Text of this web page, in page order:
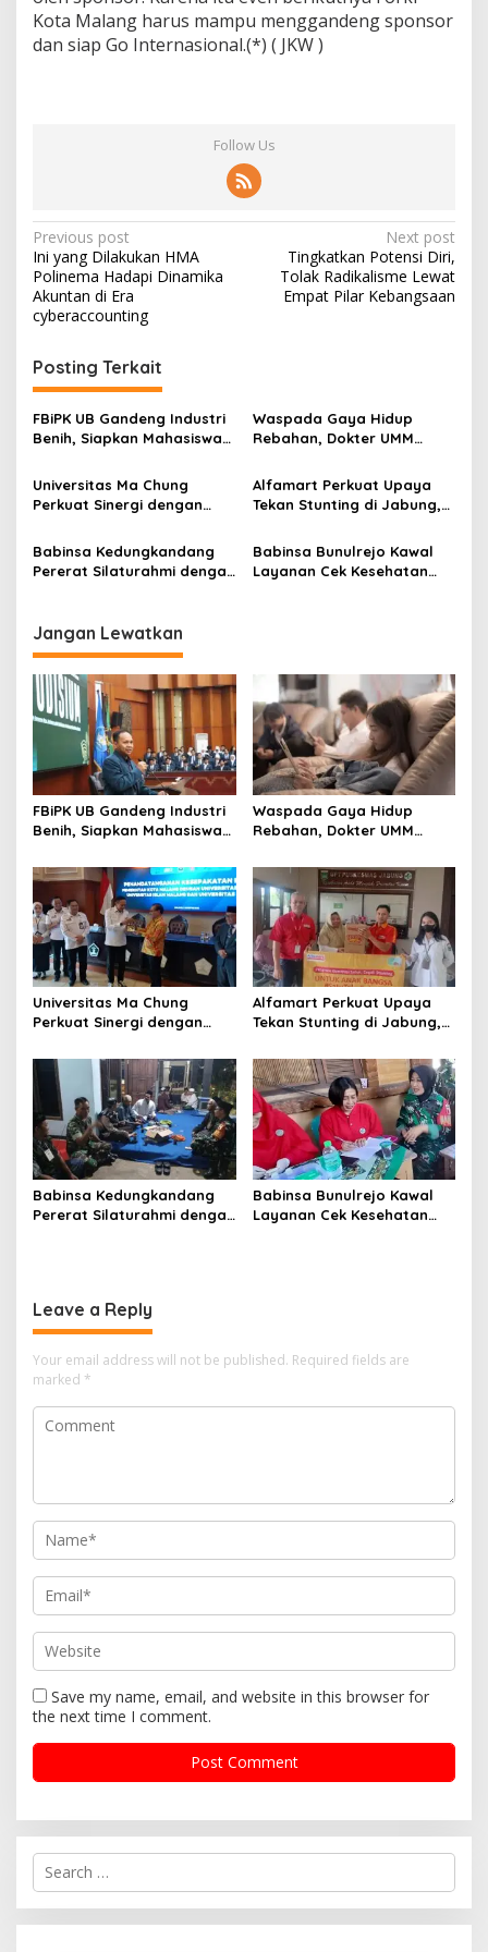
Kota Malang harus mampu menggandeng sponsor
dan siap Go Internasional.(*) ( JKW )
Follow Us
P
o
s
t
n
a
v
i
g
a
t
i
n
Previous post
Ini yang Dilakukan HMA
Polinema Hadapi Dinamika
Akuntan di Era
cyberaccounting
Next post
Tingkatkan Potensi Diri,
Tolak Radikalisme Lewat
Empat Pilar Kebangsaan
Posting Terkait
FBiPK UB Gandeng Industri
Benih, Siapkan Mahasiswa
Waspada Gaya Hidup
Rebahan, Dokter UMM
hingga Hipertensi
Universitas Ma Chung
Perkuat Sinergi dengan
Tingkatkan Layanan
Kesehatan Masyarakat
Alfamart Perkuat Upaya
Tekan Stunting di Jabung,
Satu Telur Sehari
Babinsa Kedungkandang
Pererat Silaturahmi dengan
Babinsa Bunulrejo Kawal
Layanan Cek Kesehatan
Jangan Lewatkan
FBiPK UB Gandeng Industri
Benih, Siapkan Mahasiswa
Waspada Gaya Hidup
Rebahan, Dokter UMM
hingga Hipertensi
Universitas Ma Chung
Perkuat Sinergi dengan
Tingkatkan Layanan
Kesehatan Masyarakat
Alfamart Perkuat Upaya
Tekan Stunting di Jabung,
Satu Telur Sehari
Babinsa Kedungkandang
Pererat Silaturahmi dengan
Babinsa Bunulrejo Kawal
Layanan Cek Kesehatan
Leave a Reply
Your email address will not be published. Required fields are
marked *
Save my name, email, and website in this browser for
the next time I comment.
S
r